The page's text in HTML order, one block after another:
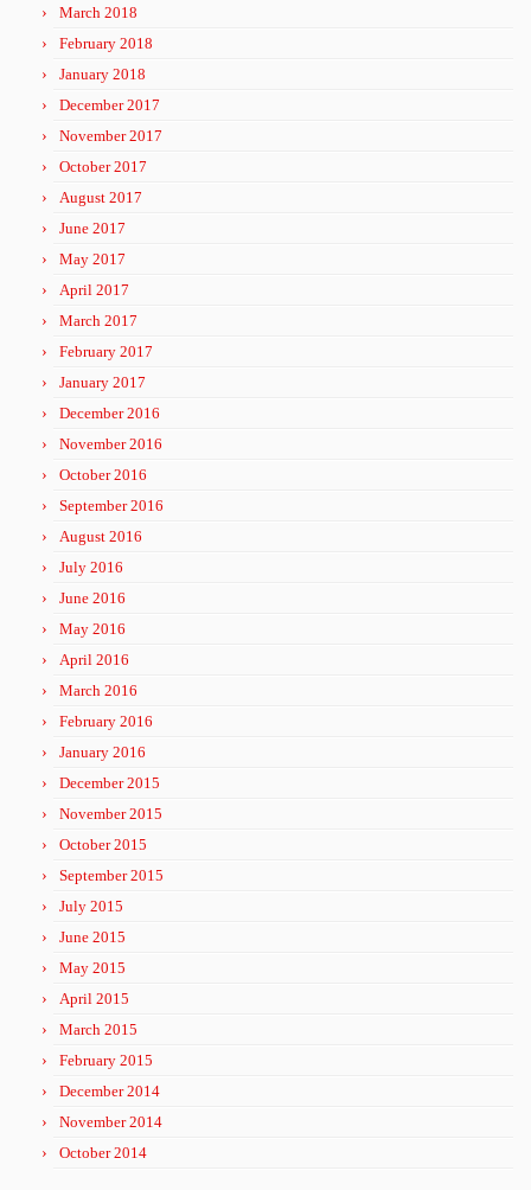
March 2018
February 2018
January 2018
December 2017
November 2017
October 2017
August 2017
June 2017
May 2017
April 2017
March 2017
February 2017
January 2017
December 2016
November 2016
October 2016
September 2016
August 2016
July 2016
June 2016
May 2016
April 2016
March 2016
February 2016
January 2016
December 2015
November 2015
October 2015
September 2015
July 2015
June 2015
May 2015
April 2015
March 2015
February 2015
December 2014
November 2014
October 2014